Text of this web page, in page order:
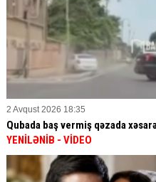
2 Avqust 2026 18:35
Qubada baş vermiş qəzada
YENİLƏNİB - VİDEO